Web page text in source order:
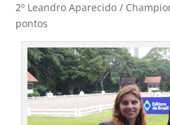
2º Leandro Aparecido /
pontos